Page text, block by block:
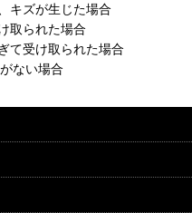
キズが生じた場合
取られた場合
て受け取られた場合
ない場合